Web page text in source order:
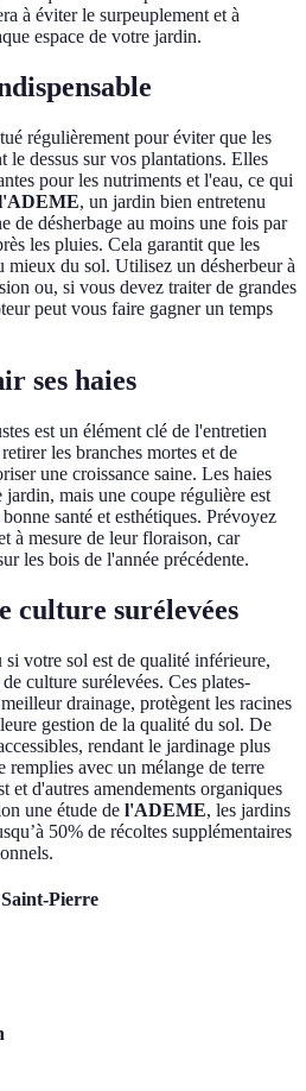
à éviter le surpeuplement et à
espace de votre jardin.
régulièrement pour éviter que les
le dessus sur vos plantations. Elles
pour les nutriments et l'eau, ce qui
, un jardin bien entretenu
de désherbage au moins une fois par
les pluies. Cela garantit que les
mieux du sol. Utilisez un désherbeur à
ou, si vous devez traiter de grandes
peut vous faire gagner un temps
ses haies
est un élément clé de l'entretien
les branches mortes et de
une croissance saine. Les haies
mais une coupe régulière est
santé et esthétiques. Prévoyez
à mesure de leur floraison, car
les bois de l'année précédente.
culture surélevées
votre sol est de qualité inférieure,
culture surélevées. Ces plates-
drainage, protègent les racines
gestion de la qualité du sol. De
rendant le jardinage plus
remplies avec un mélange de terre
et d'autres amendements organiques
une étude de l'ADEME, les jardins
50% de récoltes supplémentaires
Pierre